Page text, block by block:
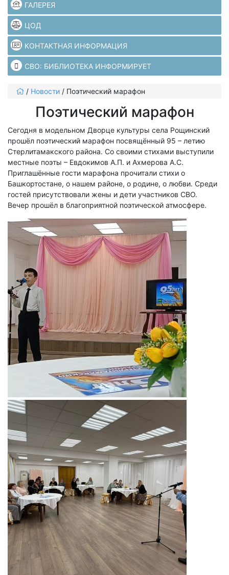
ГАЛЕРЕЯ
ЦОД
КОНТАКТНАЯ ИНФОРМАЦИЯ
СВО: БИБЛИОТЕКА ИНФОРМИРУЕТ
/ Новости / Поэтический марафон
Поэтический марафон
Сегодня в модельном Дворце культуры села Рощинский
прошёл поэтический марафон посвящённый 95 – летию
Стерлитамакского района. Со своими стихами выступили
местные поэты – Евдокимов А.П. и Ахмерова А.С.
Приглашённые гости марафона прочитали стихи о
Башкортостане, о нашем районе, о родине, о любви. Среди
гостей присутствовали жены и дети участников СВО.
Вечер прошёл в благоприятной поэтической атмосфере.